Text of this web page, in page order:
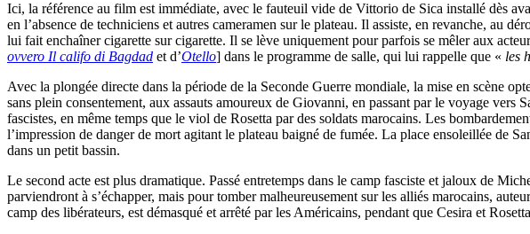
Ici, la référence au film est immédiate, avec le fauteuil vide de Vittorio de Sica installé dès
en l’absence de techniciens et autres cameramen sur le plateau. Il assiste, en revanche, au
lui fait enchaîner cigarette sur cigarette. Il se lève uniquement pour parfois se mêler aux
ovvero Il califo di Bagdad et d’Otello] dans le programme de salle, qui lui rappelle que « les
Avec la plongée directe dans la période de la Seconde Guerre mondiale, la mise en scène
sans plein consentement, aux assauts amoureux de Giovanni, en passant par le voyage vers
fascistes, en même temps que le viol de Rosetta par des soldats marocains. Les
l’impression de danger de mort agitant le plateau baigné de fumée. La place ensoleillée de
dans un petit bassin.
Le second acte est plus dramatique. Passé entretemps dans le camp fasciste et jaloux de
parviendront à s’échapper, mais pour tomber malheureusement sur les alliés marocains,
camp des libérateurs, est démasqué et arrêté par les Américains, pendant que Cesira et